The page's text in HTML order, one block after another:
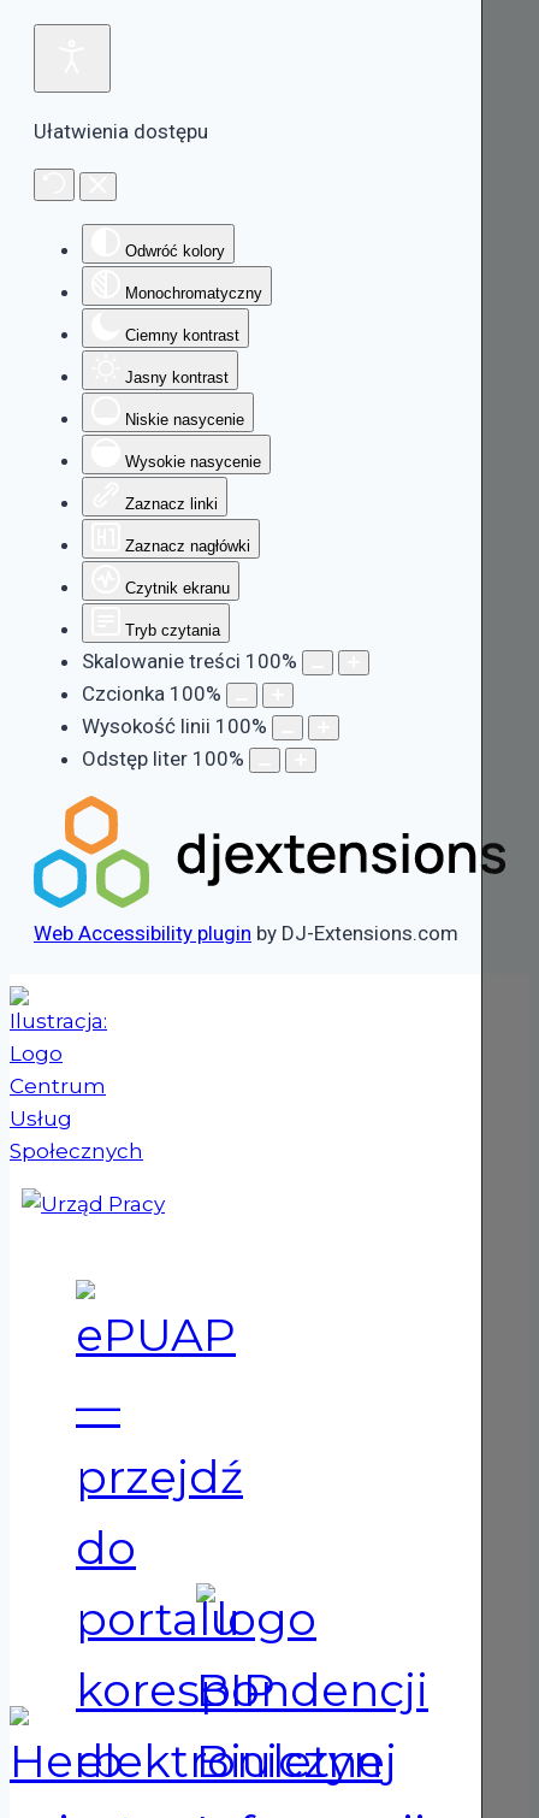
Ułatwienia dostępu
Odwróć kolory
Monochromatyczny
Ciemny kontrast
Jasny kontrast
Niskie nasycenie
Wysokie nasycenie
Zaznacz linki
Zaznacz nagłówki
Czytnik ekranu
Tryb czytania
Skalowanie treści 100%
Czcionka 100%
Wysokość linii 100%
Odstęp liter 100%
Web Accessibility plugin by DJ-Extensions.com
Przejdź
do
treści
(otwiera się w